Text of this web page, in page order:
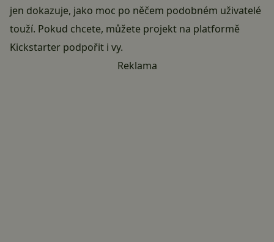
jen dokazuje, jako moc po něčem podobném uživatelé
touží. Pokud chcete, můžete projekt na platformě
Kickstarter podpořit i vy.
Reklama